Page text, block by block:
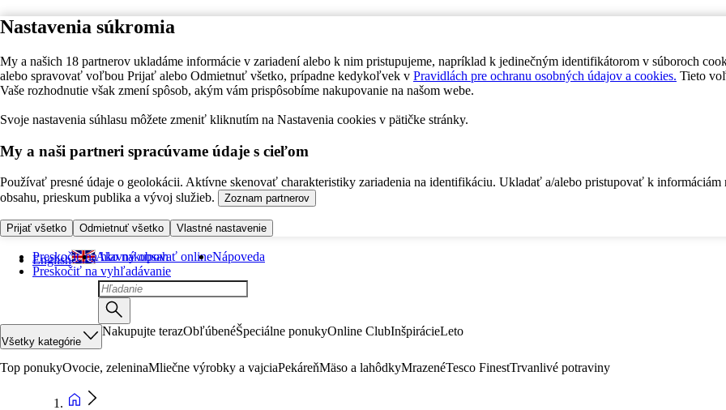
Nastavenia súkromia
My a našich 18 partnerov ukladáme informácie v zariadení alebo k nim pristupujeme, napríklad k jedinečným identifikátorom v súboroch
alebo spravovať voľbou Prijať alebo Odmietnuť všetko, prípadne kedykoľvek v Pravidlách pre ochranu osobných údajov a cookies. Tieto
Vaše rozhodnutie však zmení spôsob, akým vám prispôsobíme nakupovanie na našom webe.
Svoje nastavenia súhlasu môžete zmeniť kliknutím na Nastavenia cookies v pätičke stránky.
My a naši partneri spracúvame údaje s cieľom
Používať presné údaje o geolokácii. Aktívne skenovať charakteristiky zariadenia na identifikáciu. Ukladať a/alebo pristupovať k informáciám
obsahu, prieskum publika a vývoj služieb.
Zoznam partnerov
Prijať všetko Odmietnuť všetko Vlastné nastavenie
Preskočiť na hlavný obsah
Preskočiť na vyhľadávanie
English Ako nakupovať onlineNápoveda
Všetky kategórie
Nakupujte terazObľúbenéŠpeciálne ponukyOnline ClubInšpirácieLeto
Top ponukyOvocie, zeleninaMliečne výrobky a vajciaPekáreňMäso a lahôdkyMrazenéTesco FinestTrvanlivé potraviny